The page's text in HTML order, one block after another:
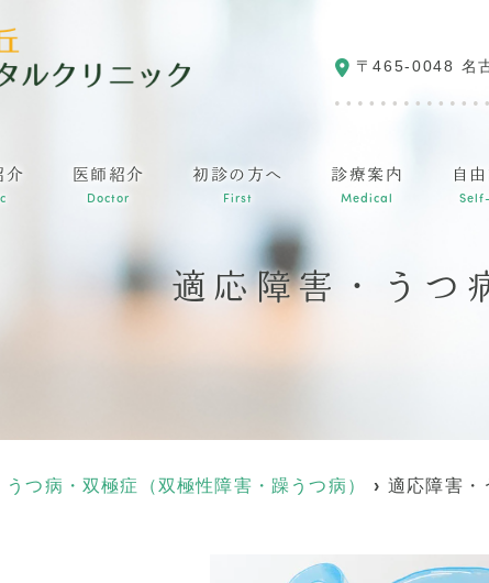
〒465-0048 名
介
医師紹介
Doctor
初診の方へ
First
診療案内
Medical
自
適応障害・うつ
うつ病・双極症（双極性障害・躁うつ病） 適応障害・